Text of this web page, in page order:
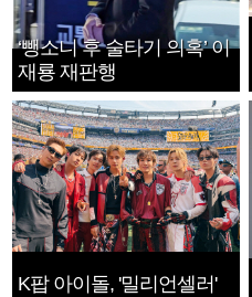
‘뺑소니 후 술타기 의혹’ 이
재룡 재판행
K팝 아이돌, '밀리언셀러'